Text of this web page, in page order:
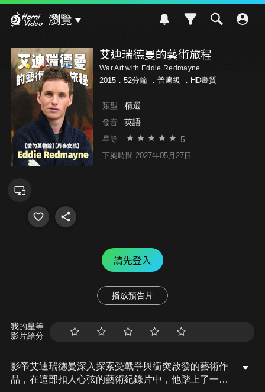
瀏覽
艾迪瑞德曼的藝術旅程
War Art with Eddie Redmayne
2015．52分鐘 ． 普遍級 ．HD畫質
類型 精選
發音 英語
星等 5
下架時間 2027年05月27日
請先登入
播放預告片
我的星等
影片給分
影帝艾迪瑞德曼深入探索受戰爭與衝突啟發的藝術作
品，在這部扣人心弦的藝術紀錄片中，他踏上了一段